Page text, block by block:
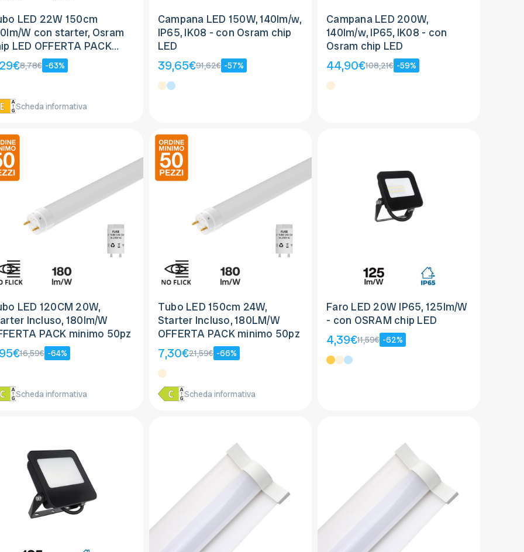
LED 22W 150cm
W con starter, Osram
LED OFFERTA PACK
8,78€ -63%
Scheda informativa
Campana LED 150W, 140lm/w,
IP65, IK08 - con Osram chip
LED
39,65€91,62€ -57%
Campana LED 200W,
140lm/w, IP65, IK08 - con
Osram chip LED
44,90€108,21€ -59%
LED 120CM 20W,
Incluso, 180lm/W
PACK minimo 50pz
16,59€ -64%
Scheda informativa
Tubo LED 150cm 24W,
Starter Incluso, 180LM/W
OFFERTA PACK minimo 50pz
7,30€21,59€ -66%
Scheda informativa
Faro LED 20W IP65, 125lm/W
- con OSRAM chip LED
4,39€11,59€ -62%